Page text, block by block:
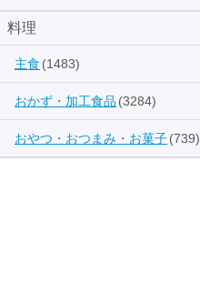
料理
主食 (1483)
おかず・加工食品 (3284)
おやつ・おつまみ・お菓子(739)